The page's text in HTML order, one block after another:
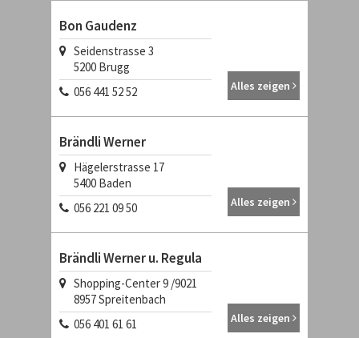
Bon Gaudenz
Seidenstrasse 3
5200 Brugg
056 441 52 52
Alles zeigen
Brändli Werner
Hägelerstrasse 17
5400 Baden
056 221 09 50
Alles zeigen
Brändli Werner u. Regula
Shopping-Center 9 /9021
8957Spreitenbach
056 401 61 61
Alles zeigen